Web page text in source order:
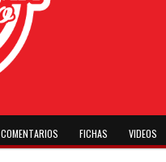
COMENTARIOS FICHAS VIDEOS